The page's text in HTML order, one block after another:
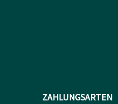
ZAHLUNGSARTEN